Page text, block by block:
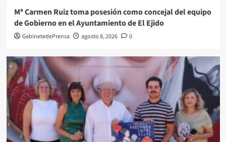
Mª Carmen Ruiz toma posesión como concejal del equipo
de Gobierno en el Ayuntamiento de El Ejido
GabinetedePrensa agosto 8, 2026 0